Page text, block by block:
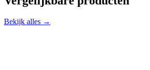
Bekijk alles →